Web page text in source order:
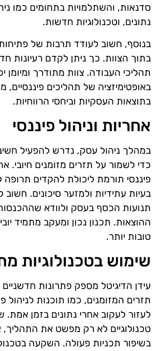
סדנאות, והשתלמויות בתחומים כמו
נתונים, וטכנולוגיות חדשות.
בנוסף, חשוב לעודד תרבות של
בתוך הצוות. כך ניתן לקדם רעיונות
תהליכי העבודה. צוות מתודרך ומיומן
באופטימיזציה של תהליכים פיננסיים,
בתוצאות העסקיות וביחסי הרווחיות.
אחריות וניהול פיננסי
במהלך ניהול עסק, נדרש להפעיל
כדי לשמור על תזרים מזומנים חיובי.
פיננסי תורמת ליכולת להקדים
בעיות עתידיות ולמזער סיכונים. חשוב
תנועות הכסף בעסק ולוודא
ההוצאות. תכנון נכון ומעקב מתמיד
טובות יותר.
שימוש בטכנולוגיות
עידן הדיגיטל מספק פתרונות חדשניים
תזרים המזומנים, כמו תוכנות לניהול
לעזור לעקוב אחרי נתונים בזמן אמת.
טכנולוגיים לא רק מפשט את התהליך,
בשיפור תכניות פעולה. השקעה